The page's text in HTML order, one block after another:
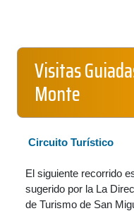
Visitas
Monte
Circuito Turístico
El siguiente recorrido
sugerido por la La
de Turismo de San